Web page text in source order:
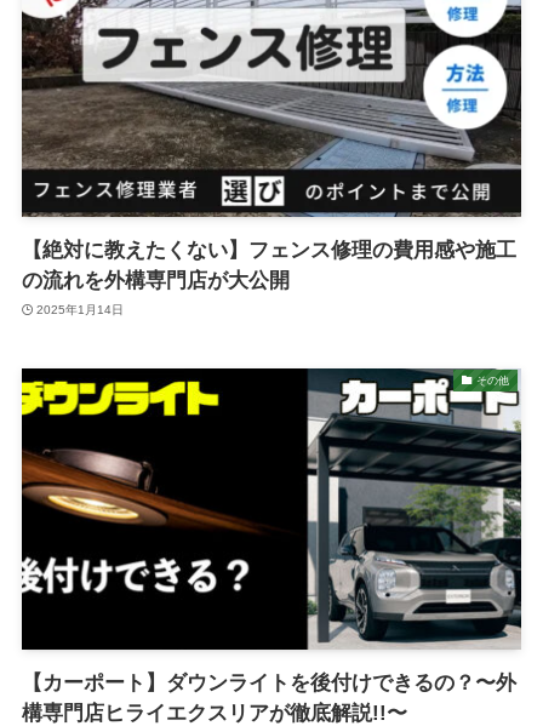
【絶対に教えたくない】フェンス修理の費用感や施工
の流れを外構専門店が大公開
2025年1月14日
その他
【カーポート】ダウンライトを後付けできるの？〜外
構専門店ヒライエクスリアが徹底解説!!〜